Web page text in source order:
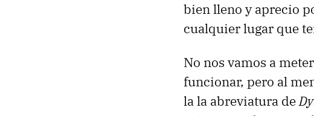
bien lleno y aprecio
cualquier lugar que
No nos vamos a
funcionar, pero al
la la abreviatura de